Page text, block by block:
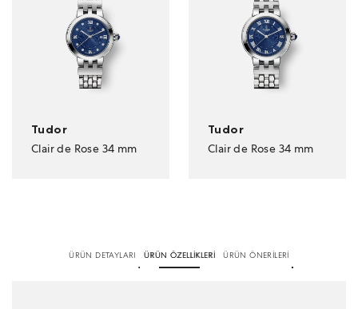
Tudor
Clair de Rose 34 mm
Tudor
Clair de Rose 34 mm
ÜRÜN DETAYLARI ÜRÜN ÖZELLİKLERİ ÜRÜN ÖNERİLERİ